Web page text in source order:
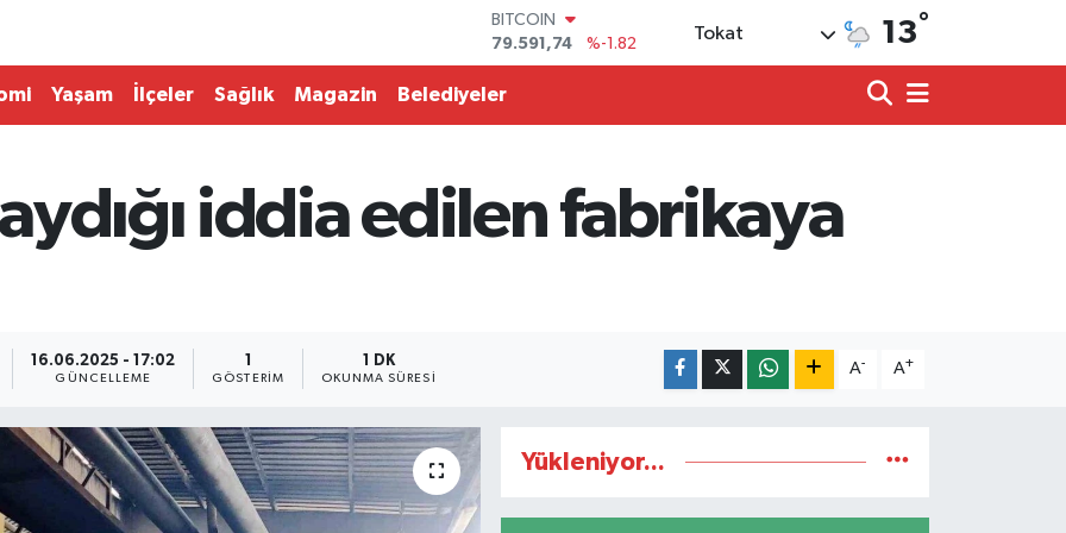
BITCOIN
79.591,74
%-1.82
DOLAR
G.ALTIN
6862,09000
%0.19
Tokat 13°
Yaşam İlçeler Sağlık Magazin Belediyeler
iddia edilen fabrikaya
16.06.2025 - 17:02
GÜNCELLEME
1
GÖSTERIM
1 DK
OKUNMA SÜRESI
A- A+
Yükleniyor...